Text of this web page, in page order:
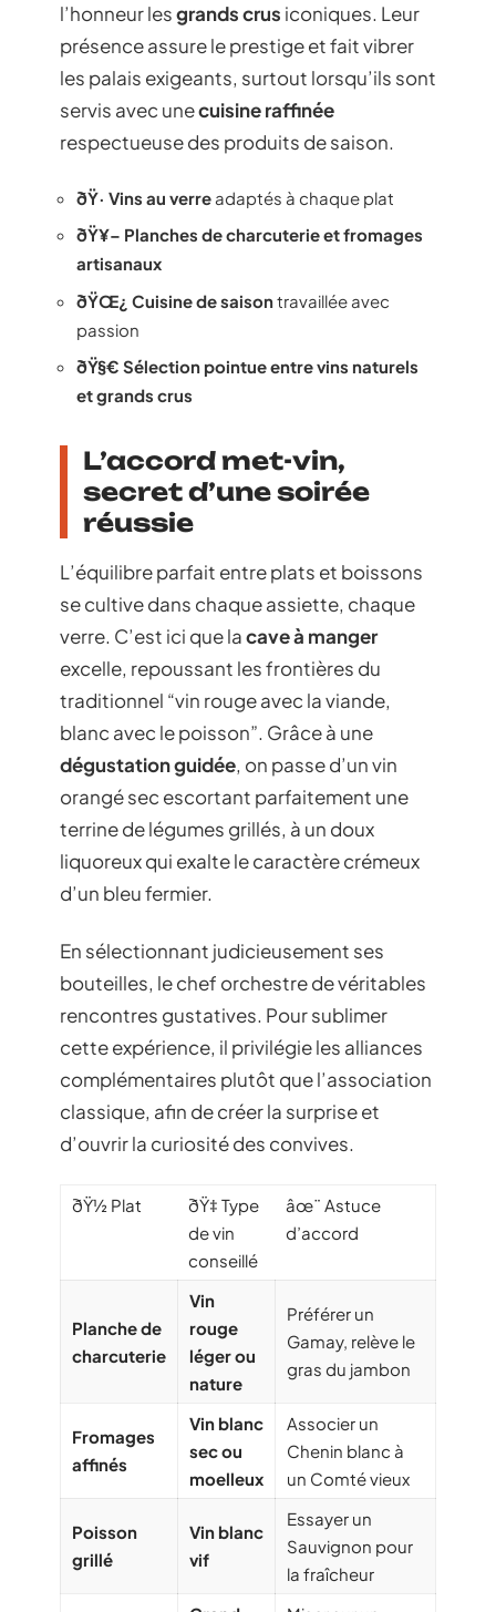
l’honneur lesgrands crus iconiques. Leur
présence assure le prestige et fait vibrer
les palais exigeants, surtout lorsqu’ils sont
servis avec unecuisine raffinée
respectueuse des produits de saison.
ðŸ· Vins au verre adaptés à chaque plat
ðŸ¥– Planches de charcuterie et fromages
artisanaux
ðŸŒ¿ Cuisine de saisontravaillée avec
passion
ðŸ§€ Sélection pointue entre vins naturels
et grands crus
L’accord met-vin,
secret d’une soirée
réussie
L’équilibre parfait entre plats et boissons
se cultive dans chaque assiette, chaque
verre. C’est ici que lacave à manger
excelle, repoussant les frontières du
traditionnel “vin rouge avec la viande,
blanc avec le poisson”. Grâce à une
dégustation guidée, on passe d’un vin
orangé sec escortant parfaitement une
terrine de légumes grillés, à un doux
liquoreux qui exalte le caractère crémeux
d’un bleu fermier.
En sélectionnant judicieusement ses
bouteilles, le chef orchestre de véritables
rencontres gustatives. Pour sublimer
cette expérience, il privilégie les alliances
complémentaires plutôt que l’association
classique, afin de créer la surprise et
d’ouvrir la curiosité des convives.
ðŸ½ Plat
ðŸ‡ Type
de vin
conseillé
âœ¨ Astuce
d’accord
Planche de
charcuterie
Vin
rouge
léger ou
nature
Préférer un
Gamay, relève le
gras du jambon
Fromages
affinés
Vin blanc
sec ou
moelleux
Associer un
Chenin blanc à
un Comté vieux
Poisson
grillé
Vin blanc
vif
Essayer un
Sauvignon pour
la fraîcheur